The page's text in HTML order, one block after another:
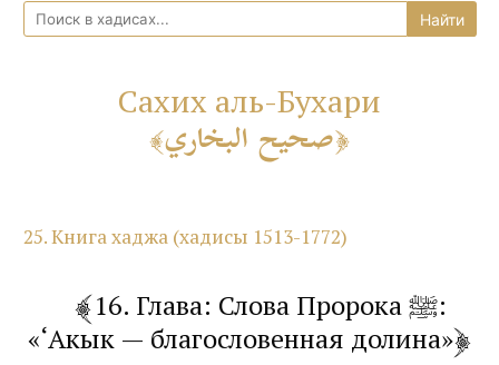
Сахих аль-Бухари
صحيح البخاري
25. Книга хаджа (хадисы 1513-1772)
16. Глава: Слова Пророка ﷺ:
«‘Акык — благословенная долина»